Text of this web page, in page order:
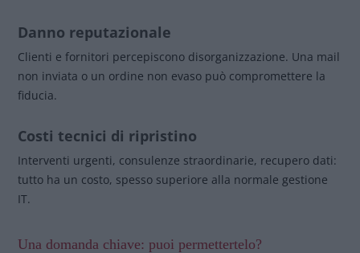
Danno reputazionale
Clienti e fornitori percepiscono disorganizzazione. Una mail
non inviata o un ordine non evaso può compromettere la
fiducia.
Costi tecnici di ripristino
Interventi urgenti, consulenze straordinarie, recupero dati:
tutto ha un costo, spesso superiore alla normale gestione
IT.
Una domanda chiave: puoi permettertelo?